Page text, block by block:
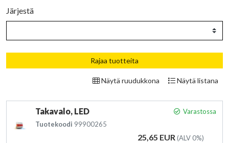
Järjestä
Rajaa tuotteita
Näytä ruudukkona Näytä listana
Takavalo, LED
Varastossa
Tuotekoodi 99900265
Hinta
25,65 EUR(ALV 0%)